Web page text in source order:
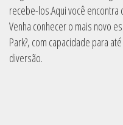
recebe-los.Aqui você encontra
Venha conhecer o mais novo
Park?, com capacidade para
diversão.